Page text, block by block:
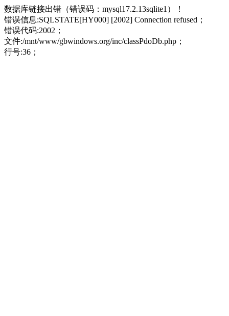
数据库链接出错（错误码：mysql17.2.13sqlite1）！
错误信息:SQLSTATE[HY000] [2002] Connection refused；
错误代码:2002；
文件:/mnt/www/gbwindows.org/inc/classPdoDb.php；
行号:36；